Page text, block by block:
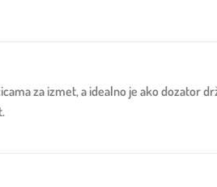
za izmet, a idealno je ako dozator